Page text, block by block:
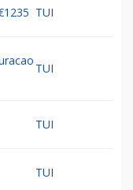
TUI
TUI
TUI
TUI